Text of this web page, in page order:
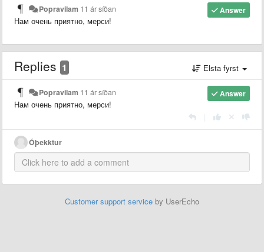
Answer
Popravilam 11 ár síðan
Нам очень приятно, мерси!
Replies 1 Elsta fyrst
Answer
Popravilam 11 ár síðan
Нам очень приятно, мерси!
Óþekktur
Customer support service by UserEcho